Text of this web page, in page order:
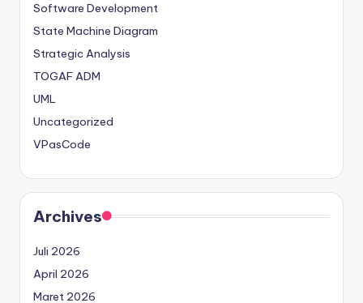
Software Development
State Machine Diagram
Strategic Analysis
TOGAF ADM
UML
Uncategorized
VPasCode
Archives
Juli 2026
April 2026
Maret 2026